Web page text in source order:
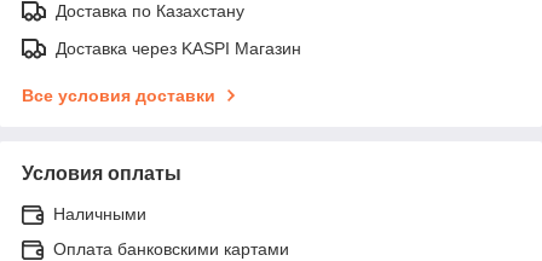
Доставка по Казахстану
Доставка через KASPI Магазин
Все условия доставки
Условия оплаты
Наличными
Оплата банковскими картами